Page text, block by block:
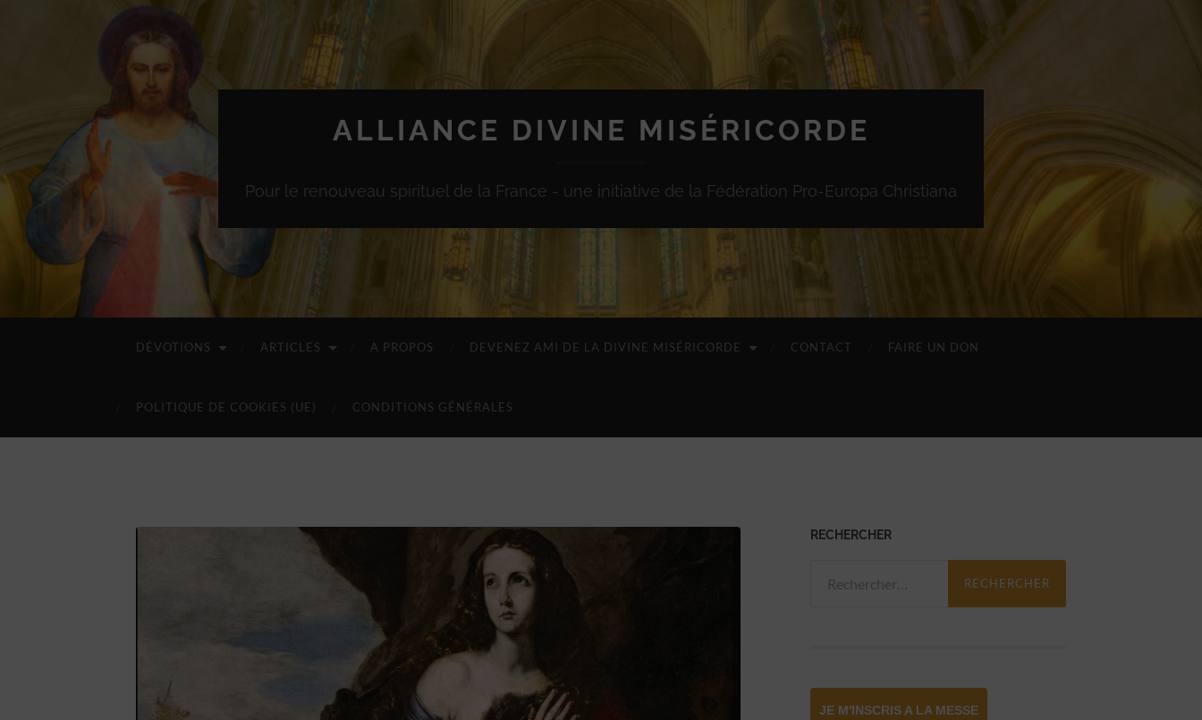
ALLIANCE DIVINE MISÉRICORDE
Pour le renouveau spirituel de la France - une initiative de la Fédération Pro-Europa Christiana
DÉVOTIONS ARTICLES A PROPOS DEVENEZ AMI DE LA DIVINE MISÉRICORDE CONTACT FAIRE UN DON
POLITIQUE DE COOKIES (UE) CONDITIONS GÉNÉRALES
RECHERCHER
JE M'INSCRIS A LA MESSE